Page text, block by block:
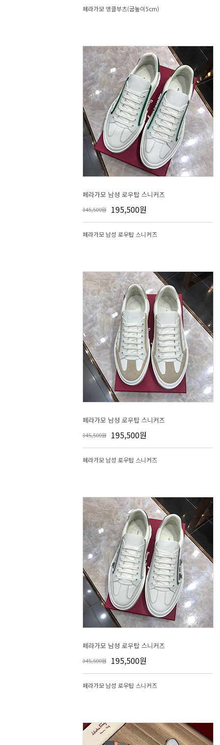
페라가모 앵클부츠(굽높이5cm)
페라가모 남성 로우탑 스니커즈
345,500원 195,500원
페라가모 남성 로우탑 스니커즈
페라가모 남성 로우탑 스니커즈
345,500원 195,500원
페라가모 남성 로우탑 스니커즈
페라가모 남성 로우탑 스니커즈
345,500원 195,500원
페라가모 남성 로우탑 스니커즈